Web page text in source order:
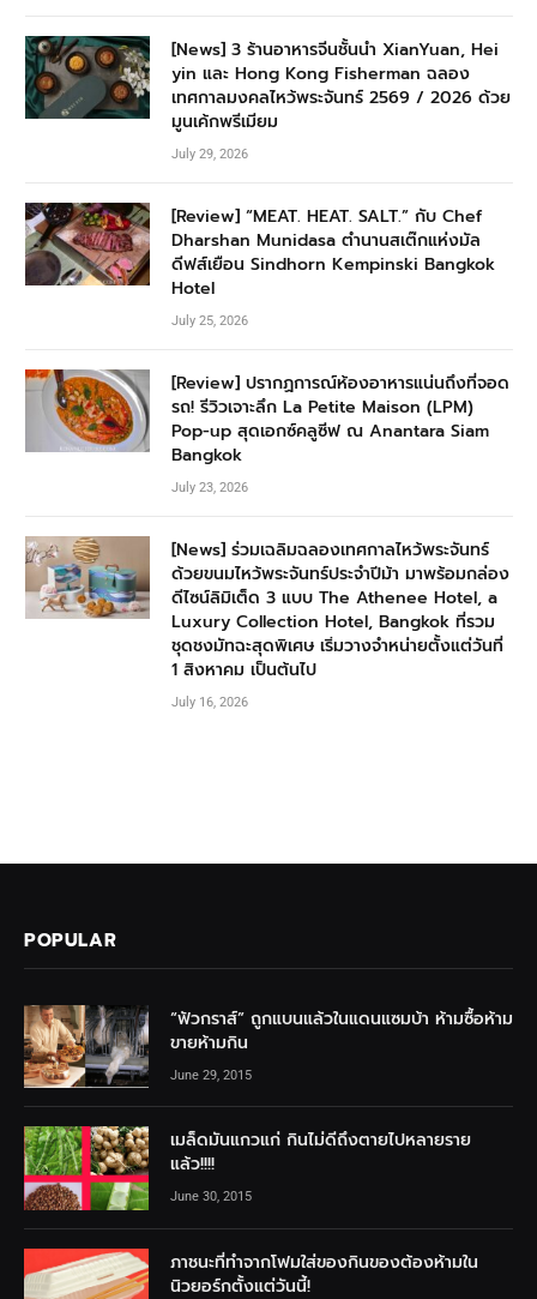
[News] 3 ร้านอาหารจีนชั้นนำ XianYuan, Hei
yin และ Hong Kong Fisherman ฉลอง
เทศกาลมงคลไหว้พระจันทร์ 2569 / 2026 ด้วย
มูนเค้กพรีเมียม
July 29, 2026
[Review] “MEAT. HEAT. SALT.” กับ Chef
Dharshan Munidasa ตำนานสเต๊กแห่งมัล
ดีฟส์เยือน Sindhorn Kempinski Bangkok
Hotel
July 25, 2026
[Review] ปรากฏการณ์ห้องอาหารแน่นถึงที่จอด
รถ! รีวิวเจาะลึก La Petite Maison (LPM)
Pop-up สุดเอกซ์คลูซีฟ ณ Anantara Siam
Bangkok
July 23, 2026
[News] ร่วมเฉลิมฉลองเทศกาลไหว้พระจันทร์
ด้วยขนมไหว้พระจันทร์ประจำปีม้า มาพร้อมกล่อง
ดีไซน์ลิมิเต็ด 3 แบบ The Athenee Hotel, a
Luxury Collection Hotel, Bangkok ที่รวม
ชุดชงมัทฉะสุดพิเศษ เริ่มวางจำหน่ายตั้งแต่วันที่
1 สิงหาคม เป็นต้นไป
July 16, 2026
POPULAR
“ฟัวกราส์” ถูกแบนแล้วในแดนแซมบ้า ห้ามซื้อห้าม
ขายห้ามกิน
June 29, 2015
เมล็ดมันแกวแก่ กินไม่ดีถึงตายไปหลายราย
แล้ว!!!!
June 30, 2015
ภาชนะที่ทำจากโฟมใส่ของกินของต้องห้ามใน
นิวยอร์กตั้งแต่วันนี้!